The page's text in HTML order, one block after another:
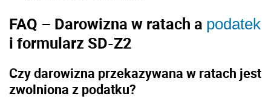
FAQ – Darowizna w ratach a podatek
i formularz SD-Z2
Czy darowizna przekazywana w ratach jest
zwolniona z podatku?